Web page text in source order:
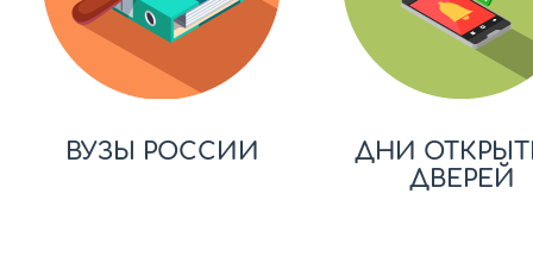
ВУЗЫ РОССИИ
ДНИ
ДВЕРЕЙ